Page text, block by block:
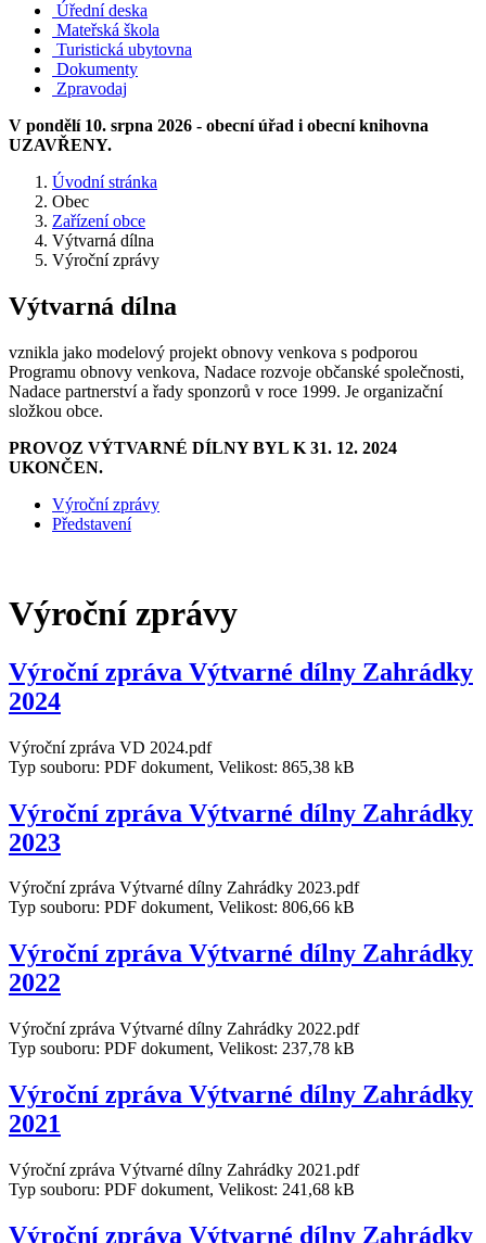
Úřední deska
Mateřská škola
Turistická ubytovna
Dokumenty
Zpravodaj
V pondělí 10. srpna 2026 - obecní úřad i obecní knihovna
UZAVŘENY.
Úvodní stránka
Obec
Zařízení obce
Výtvarná dílna
Výroční zprávy
Výtvarná dílna
vznikla jako modelový projekt obnovy venkova s podporou
Programu obnovy venkova, Nadace rozvoje občanské společnosti,
Nadace partnerství a řady sponzorů v roce 1999. Je organizační
složkou obce.
PROVOZ VÝTVARNÉ DÍLNY BYL K 31. 12. 2024
UKONČEN.
Výroční zprávy
Představení
Výroční zprávy
Výroční zpráva Výtvarné dílny Zahrádky
2024
Výroční zpráva VD 2024.pdf
Typ souboru: PDF dokument, Velikost: 865,38 kB
Výroční zpráva Výtvarné dílny Zahrádky
2023
Výroční zpráva Výtvarné dílny Zahrádky 2023.pdf
Typ souboru: PDF dokument, Velikost: 806,66 kB
Výroční zpráva Výtvarné dílny Zahrádky
2022
Výroční zpráva Výtvarné dílny Zahrádky 2022.pdf
Typ souboru: PDF dokument, Velikost: 237,78 kB
Výroční zpráva Výtvarné dílny Zahrádky
2021
Výroční zpráva Výtvarné dílny Zahrádky 2021.pdf
Typ souboru: PDF dokument, Velikost: 241,68 kB
Výroční zpráva Výtvarné dílny Zahrádky